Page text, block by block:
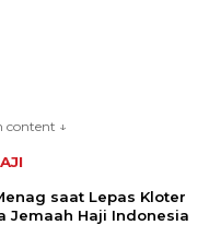
content ↓
saat Lepas Kloter
Jemaah Haji Indonesia